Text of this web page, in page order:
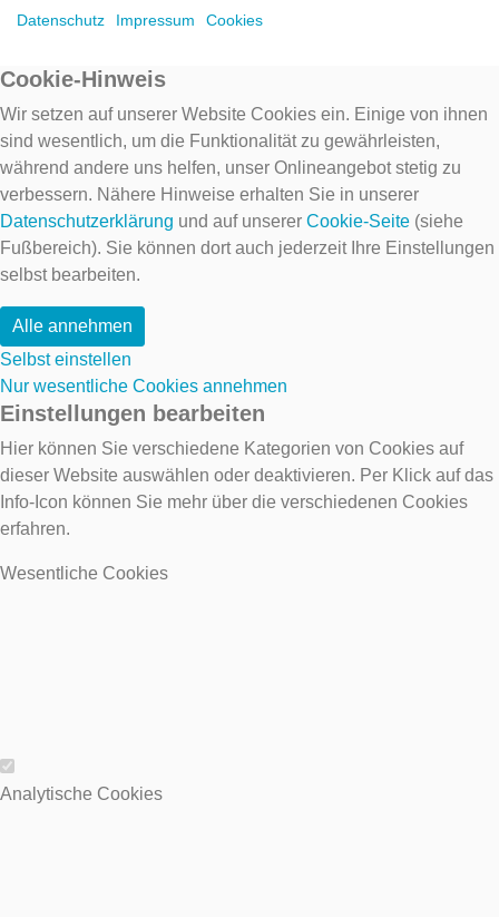
Datenschutz Impressum Cookies
Cookie-Hinweis
Wir setzen auf unserer Website Cookies ein. Einige von ihnen
sind wesentlich, um die Funktionalität zu gewährleisten,
während andere uns helfen, unser Onlineangebot stetig zu
verbessern. Nähere Hinweise erhalten Sie in unserer
Datenschutzerklärung und auf unserer Cookie-Seite (siehe
Fußbereich). Sie können dort auch jederzeit Ihre Einstellungen
selbst bearbeiten.
Alle annehmen
Selbst einstellen
Nur wesentliche Cookies annehmen
Einstellungen bearbeiten
Hier können Sie verschiedene Kategorien von Cookies auf
dieser Website auswählen oder deaktivieren. Per Klick auf das
Info-Icon können Sie mehr über die verschiedenen Cookies
erfahren.
Wesentliche Cookies
Wesentliche Cookies
Analytische Cookies